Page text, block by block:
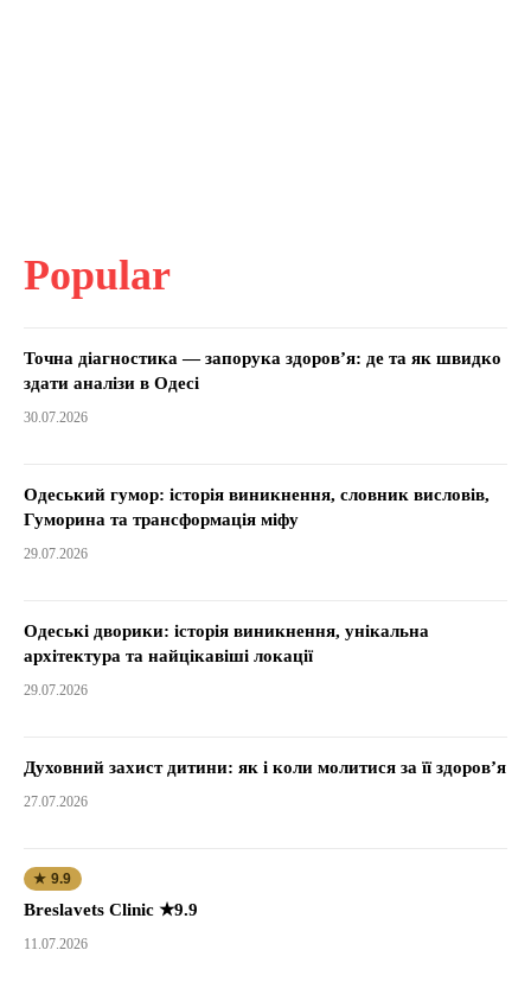
Popular
Точна діагностика — запорука здоров’я: де та як швидко
здати аналізи в Одесі
30.07.2026
Одеський гумор: історія виникнення, словник висловів,
Гуморина та трансформація міфу
29.07.2026
Одеські дворики: історія виникнення, унікальна
архітектура та найцікавіші локації
29.07.2026
Духовний захист дитини: як і коли молитися за її здоров’я
27.07.2026
★ 9.9
Breslavets Clinic ★9.9
11.07.2026